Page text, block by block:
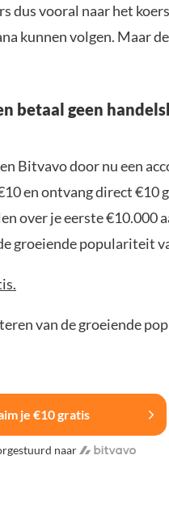
dus vooral naar het
kunnen volgen. Maar
betaal geen
Bitvavo door nu een
en ontvang direct €10
over je eerste €10.000
groeiende populariteit
van de groeiende
je €10 gratis
naar